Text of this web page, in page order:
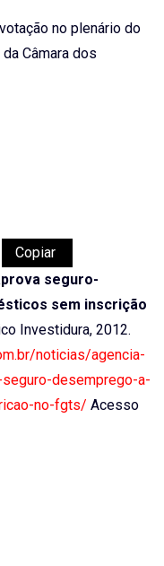
no plenário do
Câmara dos
Copiar
seguro-
sem inscrição
Investidura, 2012.
noticias/agencia-
desemprego-a-
no-fgts/ Acesso